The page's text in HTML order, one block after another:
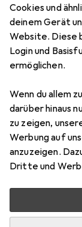
Cookies und
deinem Gerät
Website. Diese
Login und
ermöglichen.
Wenn du allem
darüber hinaus
zu zeigen,
Werbung auf
anzuzeigen.
Dritte und
key lock
Preis in EUR
EUR
43,60
Bewertungen
Zwischen